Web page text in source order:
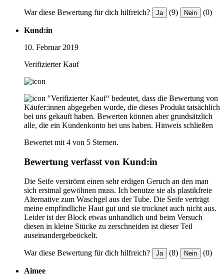
War diese Bewertung für dich hilfreich? Ja (9) Nein (0)
Kund:in
10. Februar 2019
Verifizierter Kauf
"Verifizierter Kauf“ bedeutet, dass die Bewertung von
Käufer:innen abgegeben wurde, die dieses Produkt tatsächlich
bei uns gekauft haben. Bewerten können aber grundsätzlich
alle, die ein Kundenkonto bei uns haben. Hinweis schließen
Bewertet mit 4 von 5 Sternen.
Bewertung verfasst von Kund:in
Die Seife verströmt einen sehr erdigen Geruch an den man
sich erstmal gewöhnen muss. Ich benutze sie als plastikfreie
Alternative zum Waschgel aus der Tube. Die Seife verträgt
meine empfindliche Haut gut und sie trocknet auch nicht aus.
Leider ist der Block etwas unhandlich und beim Versuch
diesen in kleine Stücke zu zerschneiden ist dieser Teil
auseinandergebeöckelt.
War diese Bewertung für dich hilfreich? Ja (8) Nein (0)
Aimee